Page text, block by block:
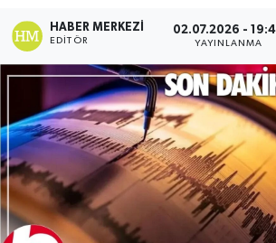
HABER MERKEZI
EDITÖR
02.07.2026 -
YAYINLANMA
Burhaniye
ÇEVRE
DÜNYA
Dursunbey
Edremit
Son Dakika Haberleri
Haber Arşivi